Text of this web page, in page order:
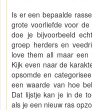
Is er een bepaalde
grote voorliefde voor
doe je bijvoorbeeld
groep herders en
love them all maar een
Kijk even naar de
opsomde en
een waarde van hoe
Dat lijstje kan je in de
als je een nieuw ras